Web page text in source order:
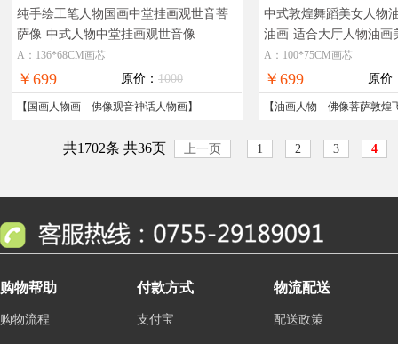
纯手绘工笔人物国画中堂挂画观世音菩
萨像 中式人物中堂挂画观世音像
A：136*68CM画芯
￥699 原价： 1000
【 国画人物画---佛像观音神话人物画】
中式敦煌舞蹈美女人物
油画 适合大厅人物油画
A：100*75CM画芯
￥699 原价
【油画人物---佛像菩萨敦煌
共1702条 共36页 上一页 1 2 3 4
购物帮助
购物流程
付款方式
支付宝
物流配送
配送政策